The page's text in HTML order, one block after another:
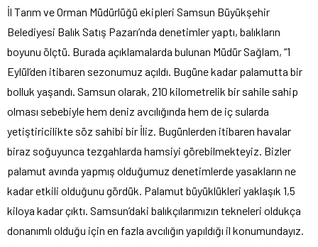
İl Tarım ve Orman Müdürlüğü ekipleri Samsun Büyükşehir
Belediyesi Balık Satış Pazarı’nda denetimler yaptı, balıkların
boyunu ölçtü. Burada açıklamalarda bulunan Müdür Sağlam, “1
Eylül’den itibaren sezonumuz açıldı. Bugüne kadar palamutta bir
bolluk yaşandı. Samsun olarak, 210 kilometrelik bir sahile sahip
olması sebebiyle hem deniz avcılığında hem de iç sularda
yetiştiricilikte söz sahibi bir İliz. Bugünlerden itibaren havalar
biraz soğuyunca tezgahlarda hamsiyi görebilmekteyiz. Bizler
palamut avında yapmış olduğumuz denetimlerde yasakların ne
kadar etkili olduğunu gördük. Palamut büyüklükleri yaklaşık 1,5
kiloya kadar çıktı. Samsun’daki balıkçılarımızın tekneleri oldukça
donanımlı olduğu için en fazla avcılığın yapıldığı il konumundayız.